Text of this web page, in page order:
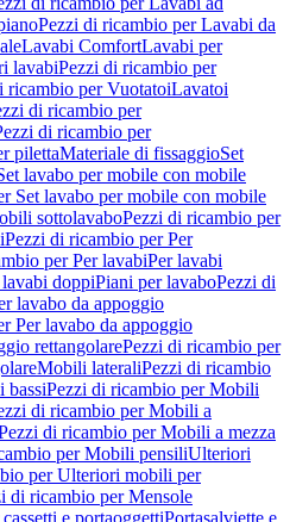
Pezzi di ricambio per Lavabi da
Lavabi ComfortLavabi per
lavabiPezzi di ricambio per
ricambio per VuotatoiLavatoi
di ricambio per
di ricambio per
pilettaMateriale di fissaggioSet
lavabo per mobile con mobile
Set lavabo per mobile con mobile
sottolavaboPezzi di ricambio per
Pezzi di ricambio per Per
per Per lavabiPer lavabi
doppiPiani per lavaboPezzi di
lavabo da appoggio
Per lavabo da appoggio
rettangolarePezzi di ricambio per
Mobili lateraliPezzi di ricambio
bassiPezzi di ricambio per Mobili
di ricambio per Mobili a
di ricambio per Mobili a mezza
per Mobili pensiliUlteriori
per Ulteriori mobili per
di ricambio per Mensole
e portaoggettiPortasalviette e